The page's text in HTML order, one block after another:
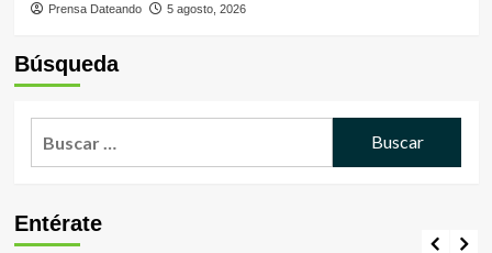
Prensa Dateando 5 agosto, 2026
Búsqueda
Entérate